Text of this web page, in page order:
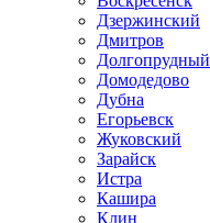
Дзержинский
Дмитров
Долгопрудный
Домодедово
Дубна
Егорьевск
Жуковский
Зарайск
Истра
Кашира
Клин